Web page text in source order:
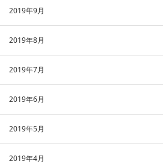
2019年9月
2019年8月
2019年7月
2019年6月
2019年5月
2019年4月